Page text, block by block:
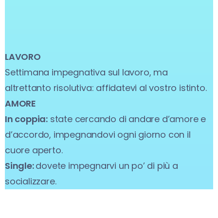
LAVORO
Settimana impegnativa sul lavoro, ma
altrettanto risolutiva: affidatevi al vostro istinto.
AMORE
In coppia: state cercando di andare d’amore e
d’accordo, impegnandovi ogni giorno con il
cuore aperto.
Single:dovete impegnarvi un po’ di più a
socializzare.